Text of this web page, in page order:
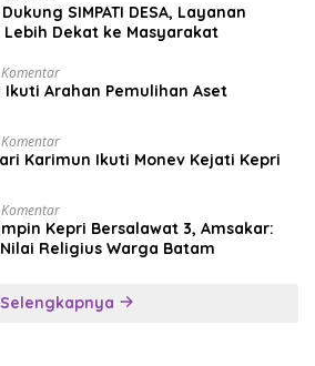
SIMPATI DESA, Layanan
Lebih Dekat ke Masyarakat
Arahan Pemulihan Aset
Karimun Ikuti Monev Kejati Kepri
Kepri Bersalawat 3, Amsakar:
Religius Warga Batam
Selengkapnya